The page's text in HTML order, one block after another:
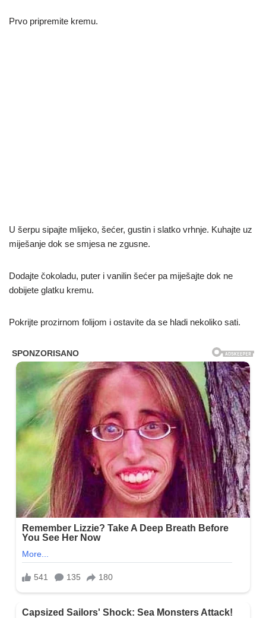
Prvo pripremite kremu.
U šerpu sipajte mlijeko, šećer, gustin i slatko vrhnje. Kuhajte uz
miješanje dok se smjesa ne zgusne.
Dodajte čokoladu, puter i vanilin šećer pa miješajte dok ne
dobijete glatku kremu.
Pokrijte prozirnom folijom i ostavite da se hladi nekoliko sati.